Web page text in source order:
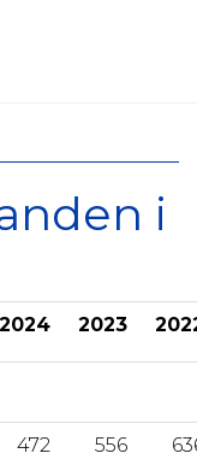
i
2024 2023
472 556